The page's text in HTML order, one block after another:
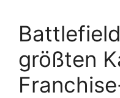
größten